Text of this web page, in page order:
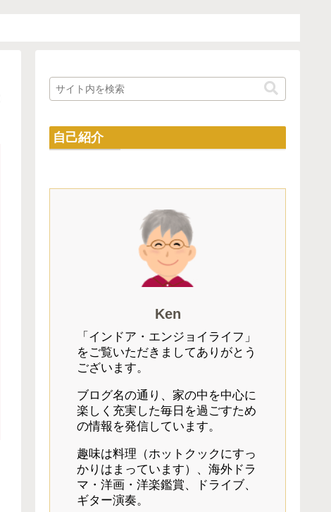
自己紹介
Ken
「インドア・エンジョイライフ」
をご覧いただきましてありがとう
ございます。
ブログ名の通り、家の中を中心に
楽しく充実した毎日を過ごすため
の情報を発信しています。
趣味は料理（ホットクックにすっ
かりはまっています）、海外ドラ
マ・洋画・洋楽鑑賞、ドライブ、
ギター演奏。